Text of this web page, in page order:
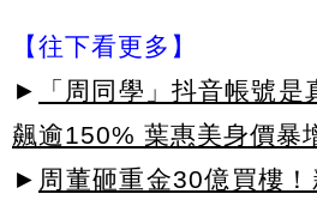
【往下看更多】
►
「周同學」抖音帳號
飆逾150% 葉惠美身價暴
► 周董砸重金30億買樓